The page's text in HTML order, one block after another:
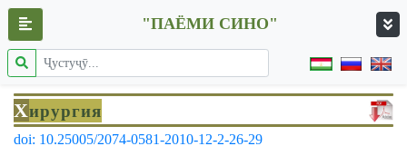
"ПАЁМИ СИНО"
Хирургия
doi: 10.25005/2074-0581-2010-12-2-26-29